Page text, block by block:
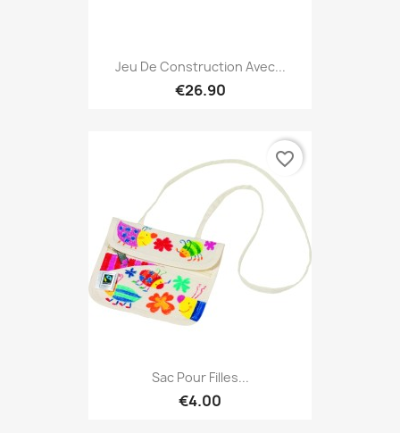
Jeu De Construction Avec...
€26.90
Sac Pour Filles...
€4.00
favorite_border